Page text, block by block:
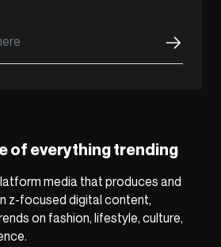
of everything trending
media that produces and
z-focused digital content,
on fashion, lifestyle, culture,